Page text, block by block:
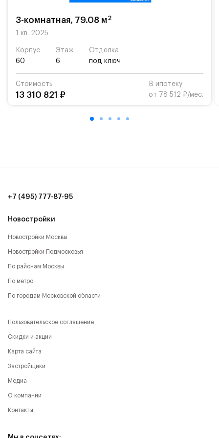
возможность посещения частной гимназии
Для автомобилистов — закрытые озеленённые
Территория квартала приватная, въезд
осуществляется по пропускам.#yan19-2r1509119#
3-комнатная, 79.08 м2
1 кв. 2025
Корпус
60
Этаж
6
Отделка
под ключ
Стоимость
13 310 821 ₽
В ипотеку
от 78 512 ₽/мес.
Новостройки
Новостройки Москвы
Новостройки Подмосковья
По районам Москвы
По метро
По городам Московской области
+7 (495) 777-87-95
Пользовательское соглашение
Скидки и акции
Карта сайта
Застройщики
Медиа
О компании
Контакты